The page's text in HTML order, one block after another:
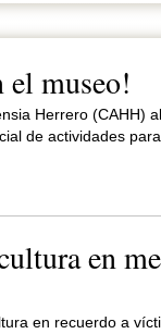
el museo!
Herrero (CAHH)
de actividades
en
en recuerdo a